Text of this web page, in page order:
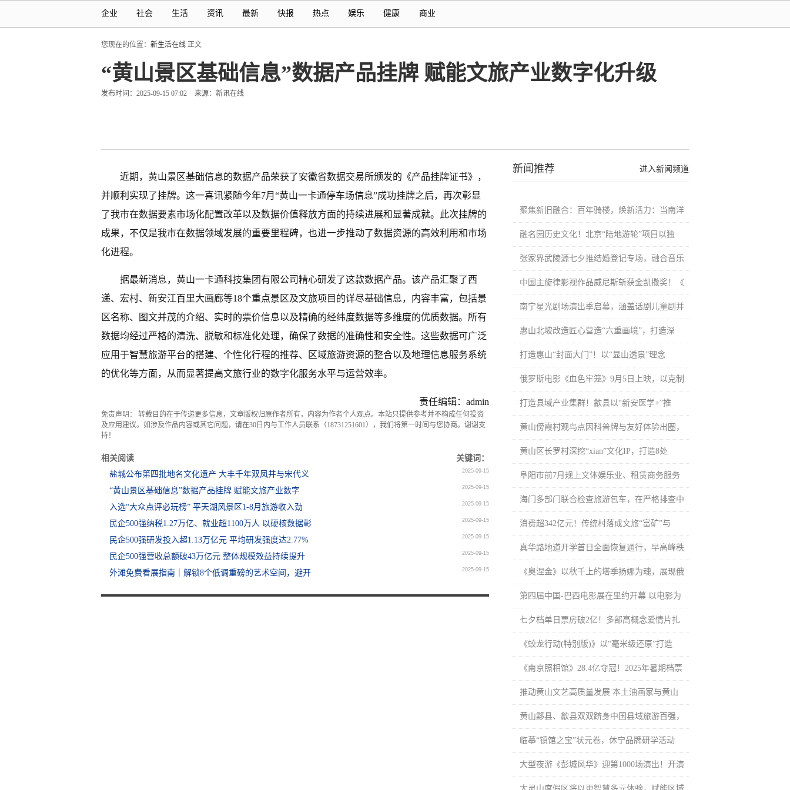
企业 社会 生活 资讯 最新 快报 热点 娱乐 健康 商业
您现在的位置： 新生活在线 正文
“黄山景区基础信息”数据产品挂牌 赋能文旅产业数字化升级
发布时间：2025-09-15 07:02 来源：新讯在线
近期，黄山景区基础信息的数据产品荣获了安徽省数据交易所颁发的《产品挂牌证书》，
并顺利实现了挂牌。这一喜讯紧随今年7月“黄山一卡通停车场信息”成功挂牌之后，再次彰显
了我市在数据要素市场化配置改革以及数据价值释放方面的持续进展和显著成就。此次挂牌的
成果，不仅是我市在数据领域发展的重要里程碑，也进一步推动了数据资源的高效利用和市场
化进程。
据最新消息，黄山一卡通科技集团有限公司精心研发了这款数据产品。该产品汇聚了西
递、宏村、新安江百里大画廊等18个重点景区及文旅项目的详尽基础信息，内容丰富，包括景
区名称、图文并茂的介绍、实时的票价信息以及精确的经纬度数据等多维度的优质数据。所有
数据均经过严格的清洗、脱敏和标准化处理，确保了数据的准确性和安全性。这些数据可广泛
应用于智慧旅游平台的搭建、个性化行程的推荐、区域旅游资源的整合以及地理信息服务系统
的优化等方面，从而显著提高文旅行业的数字化服务水平与运营效率。
责任编辑：admin
免责声明： 转载目的在于传递更多信息，文章版权归原作者所有，内容为作者个人观点。本站只提供参考并不构成任何投资
及应用建议。如涉及作品内容或其它问题，请在30日内与工作人员联系（18731251601），我们将第一时间与您协商。谢谢支
持！
相关阅读
关键词：
盐城公布第四批地名文化遗产 大丰千年双凤井与宋代义
2025-09-15
“黄山景区基础信息”数据产品挂牌 赋能文旅产业数字 2025-09-15
入选“大众点评必玩榜” 平天湖风景区1-8月旅游收入劲 2025-09-15
民企500强纳税1.27万亿、就业超1100万人 以硬核数据彰 2025-09-15
民企500强研发投入超1.13万亿元 平均研发强度达2.77% 2025-09-15
民企500强营收总额破43万亿元 整体规模效益持续提升 2025-09-15
外滩免费看展指南｜解锁8个低调重磅的艺术空间，避开 2025-09-15
进入新闻频道
新闻推荐
聚焦新旧融合：百年骑楼，焕新活力：当南洋
融名园历史文化！北京“陆地游轮”项目以独
张家界武陵源七夕推结婚登记专场，融合音乐
中国主旋律影视作品威尼斯斩获金凯撒奖！《
南宁星光剧场演出季启幕，涵盖话剧儿童剧并
惠山北坡改造匠心营造“六重画境”，打造深
打造惠山“封面大门”！以“显山透景”理念
俄罗斯电影《血色牢笼》9月5日上映，以克制
打造县域产业集群！歙县以“新安医学+”推
黄山傍霞村观鸟点因科普牌与友好体验出圈，
黄山区长罗村深挖“xian”文化IP，打造8处
阜阳市前7月规上文体娱乐业、租赁商务服务
海门多部门联合检查旅游包车，在严格排查中
消费超342亿元！传统村落成文旅“富矿”与
真华路地道开学首日全面恢复通行，早高峰秩
《奥涅金》以秋千上的塔季扬娜为魂，展现俄
第四届中国-巴西电影展在里约开幕 以电影为
七夕档单日票房破2亿！多部高概念爱情片扎
《蛟龙行动(特别版)》以“毫米级还原”打造
《南京照相馆》28.4亿夺冠！2025年暑期档票
推动黄山文艺高质量发展 本土油画家与黄山
黄山黟县、歙县双双跻身中国县域旅游百强，
临摹“镇馆之宝”状元卷，休宁品牌研学活动
大型夜游《彭城风华》迎第1000场演出！开演